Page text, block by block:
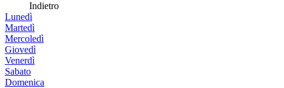
Indietro
Lunedì
Martedì
Mercoledì
Giovedì
Venerdì
Sabato
Domenica